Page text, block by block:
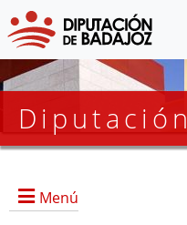
Diputación
Menú